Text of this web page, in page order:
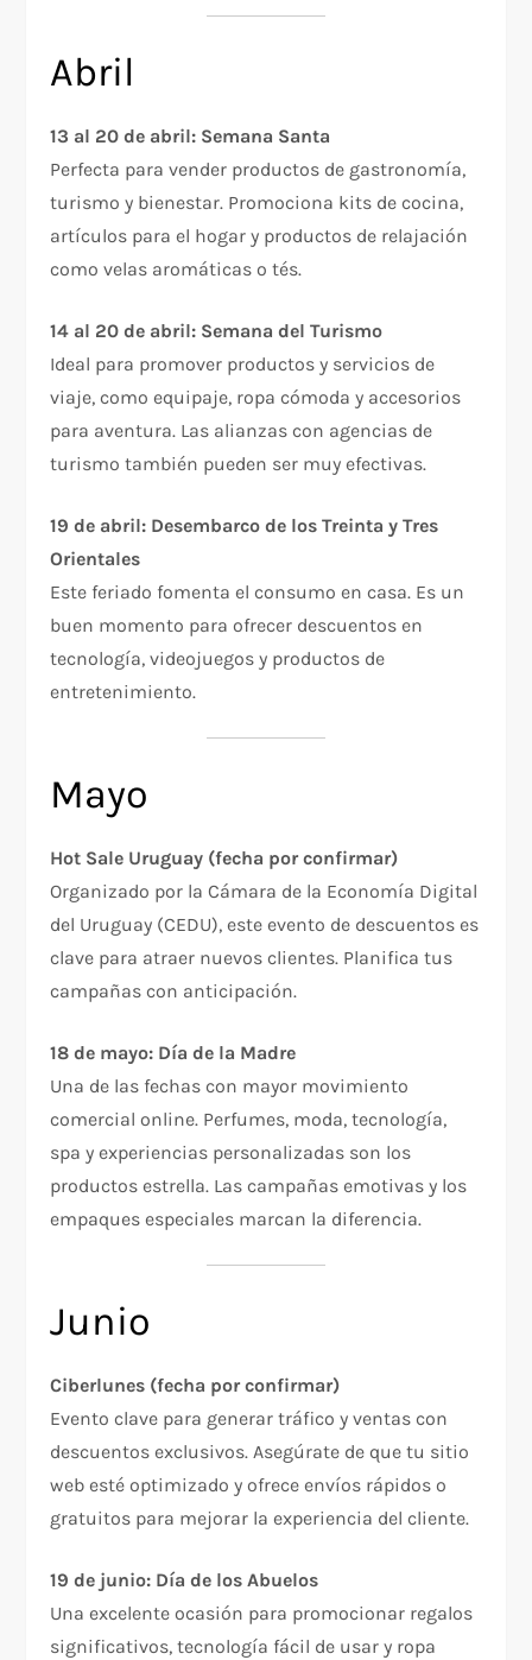
Abril
13 al 20 de abril: Semana Santa
Perfecta para vender productos de gastronomía,
turismo y bienestar. Promociona kits de cocina,
artículos para el hogar y productos de relajación
como velas aromáticas o tés.
14 al 20 de abril: Semana del Turismo
Ideal para promover productos y servicios de
viaje, como equipaje, ropa cómoda y accesorios
para aventura. Las alianzas con agencias de
turismo también pueden ser muy efectivas.
19 de abril: Desembarco de los Treinta y Tres
Orientales
Este feriado fomenta el consumo en casa. Es un
buen momento para ofrecer descuentos en
tecnología, videojuegos y productos de
entretenimiento.
Mayo
Hot Sale Uruguay (fecha por confirmar)
Organizado por la Cámara de la Economía Digital
del Uruguay (CEDU), este evento de descuentos es
clave para atraer nuevos clientes. Planifica tus
campañas con anticipación.
18 de mayo: Día de la Madre
Una de las fechas con mayor movimiento
comercial online. Perfumes, moda, tecnología,
spa y experiencias personalizadas son los
productos estrella. Las campañas emotivas y los
empaques especiales marcan la diferencia.
Junio
Ciberlunes (fecha por confirmar)
Evento clave para generar tráfico y ventas con
descuentos exclusivos. Asegúrate de que tu sitio
web esté optimizado y ofrece envíos rápidos o
gratuitos para mejorar la experiencia del cliente.
19 de junio: Día de los Abuelos
Una excelente ocasión para promocionar regalos
significativos, tecnología fácil de usar y ropa